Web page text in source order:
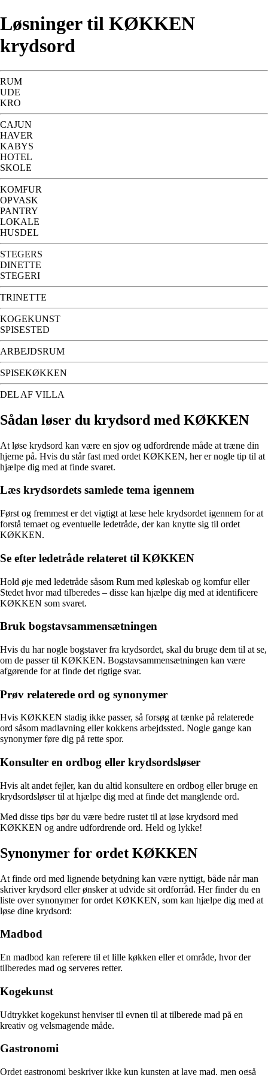
Løsninger til KØKKEN
krydsord
RUM
UDE
KRO
CAJUN
HAVER
KABYS
HOTEL
SKOLE
KOMFUR
OPVASK
PANTRY
LOKALE
HUSDEL
STEGERS
DINETTE
STEGERI
TRINETTE
KOGEKUNST
SPISESTED
ARBEJDSRUM
SPISEKØKKEN
DEL AF VILLA
Sådan løser du krydsord med KØKKEN
At løse krydsord kan være en sjov og udfordrende måde at træne din
hjerne på. Hvis du står fast med ordet KØKKEN, her er nogle tip til at
hjælpe dig med at finde svaret.
Læs krydsordets samlede tema igennem
Først og fremmest er det vigtigt at læse hele krydsordet igennem for at
forstå temaet og eventuelle ledetråde, der kan knytte sig til ordet
KØKKEN.
Se efter ledetråde relateret til KØKKEN
Hold øje med ledetråde såsom Rum med køleskab og komfur eller
Stedet hvor mad tilberedes – disse kan hjælpe dig med at identificere
KØKKEN som svaret.
Bruk bogstavsammensætningen
Hvis du har nogle bogstaver fra krydsordet, skal du bruge dem til at se,
om de passer til KØKKEN. Bogstavsammensætningen kan være
afgørende for at finde det rigtige svar.
Prøv relaterede ord og synonymer
Hvis KØKKEN stadig ikke passer, så forsøg at tænke på relaterede
ord såsom madlavning eller kokkens arbejdssted. Nogle gange kan
synonymer føre dig på rette spor.
Konsulter en ordbog eller krydsordsløser
Hvis alt andet fejler, kan du altid konsultere en ordbog eller bruge en
krydsordsløser til at hjælpe dig med at finde det manglende ord.
Med disse tips bør du være bedre rustet til at løse krydsord med
KØKKEN og andre udfordrende ord. Held og lykke!
Synonymer for ordet KØKKEN
At finde ord med lignende betydning kan være nyttigt, både når man
skriver krydsord eller ønsker at udvide sit ordforråd. Her finder du en
liste over synonymer for ordet KØKKEN, som kan hjælpe dig med at
løse dine krydsord:
Madbod
En madbod kan referere til et lille køkken eller et område, hvor der
tilberedes mad og serveres retter.
Kogekunst
Udtrykket kogekunst henviser til evnen til at tilberede mad på en
kreativ og velsmagende måde.
Gastronomi
Ordet gastronomi beskriver ikke kun kunsten at lave mad, men også